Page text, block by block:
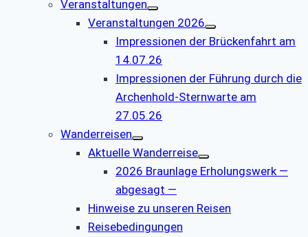
Veranstaltungen
Veranstaltungen 2026
Impressionen der Brückenfahrt am
14.07.26
Impressionen der Führung durch die
Archenhold-Sternwarte am
27.05.26
Wanderreisen
Aktuelle Wanderreise
2026 Braunlage Erholungswerk —
abgesagt —
Hinweise zu unseren Reisen
Reisebedingungen